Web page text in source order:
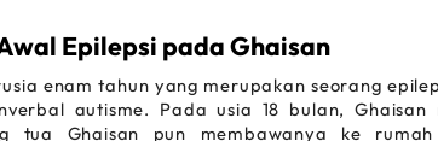
Epilepsi pada Ghaisan
enam tahun yang merupakan seorang
autisme. Pada usia 18 bulan, Ghaisan